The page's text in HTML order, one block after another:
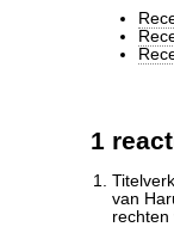
1
van
rechten